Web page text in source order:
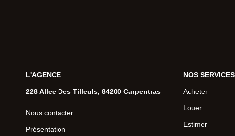
L'AGENCE
228 Allee Des Tilleuls, 84200 Carpentras
Nous contacter
Présentation
NOS SERVICES
Acheter
Louer
Estimer